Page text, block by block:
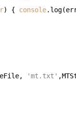
) { console
'mt.txt'